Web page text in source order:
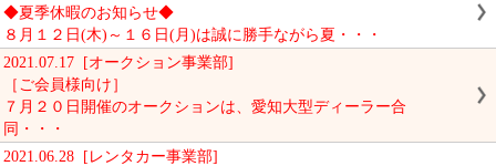
◆夏季休暇のお知らせ◆
８月１２日(木)～１６日(月)は誠に勝手ながら夏・・・
2021.07.17 [オークション事業部]
［ご会員様向け］
７月２０日開催のオークションは、愛知大型ディーラー合
同・・・
2021.06.28 [レンタカー事業部]